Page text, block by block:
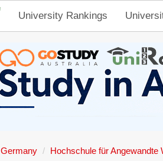
University Rankings
Germany Hochschule für